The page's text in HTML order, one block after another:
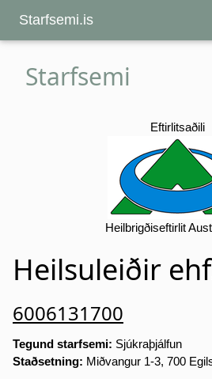
Starfsemi.is
Starfsemi
Eftirlitsaðili
Heilbrigðiseftirlit
Heilsuleiðir
6006131700
Tegund starfsemi: Sjúkraþjálfun
Staðsetning: Miðvangur 1-3, 700